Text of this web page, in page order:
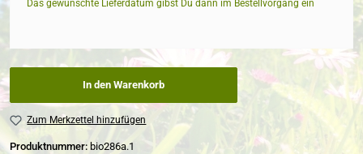
Das gewünschte Lieferdatum gibst Du dann im Bestellvorgang ein
In den Warenkorb
Zum Merkzettel hinzufügen
Produktnummer: bio286a.1